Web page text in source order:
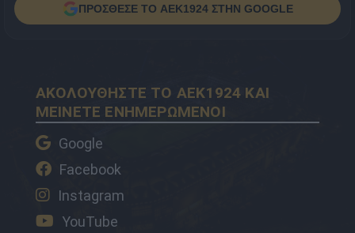
ΠΡΟΣΘΕΣΕ ΤΟ AEK1924 ΣΤΗΝ GOOGLE
ΑΚΟΛΟΥΘΗΣΤΕ ΤΟ AEK1924 ΚΑΙ
ΜΕΙΝΕΤΕ ΕΝΗΜΕΡΩΜΕΝΟΙ
Google
Facebook
Instagram
YouTube